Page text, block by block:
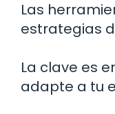
Las
estrategias
La clave es
adapte a tu